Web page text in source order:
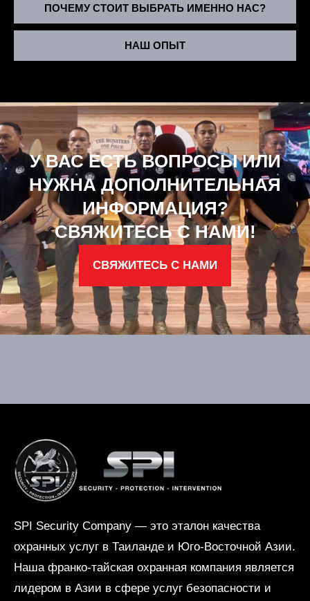
ПОЧЕМУ СТОИТ ВЫБРАТЬ ИМЕННО НАС?
НАШ ОПЫТ
У ВАС ЕСТЬ ВОПРОСЫ ИЛИ
НУЖНА ДОПОЛНИТЕЛЬНАЯ
ИНФОРМАЦИЯ?
СВЯЖИТЕСЬ С НАМИ!
СВЯЖИТЕСЬ С НАМИ
SPI Security Company — это эталон качества
охранных услуг в Таиланде и Юго-Восточной Азии.
Наша франко-тайская охранная компания является
лидером в Азии в сфере услуг безопасности и